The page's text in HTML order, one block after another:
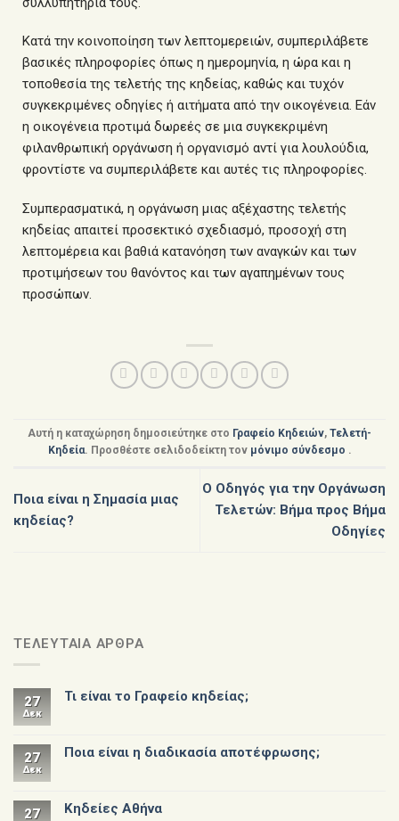
Κατά την κοινοποίηση των λεπτομερειών, συμπεριλάβετε
βασικές πληροφορίες όπως η ημερομηνία, η ώρα και η
τοποθεσία της τελετής της κηδείας, καθώς και τυχόν
συγκεκριμένες οδηγίες ή αιτήματα από την οικογένεια. Εάν
η οικογένεια προτιμά δωρεές σε μια συγκεκριμένη
φιλανθρωπική οργάνωση ή οργανισμό αντί για λουλούδια,
φροντίστε να συμπεριλάβετε και αυτές τις πληροφορίες.
Συμπερασματικά, η οργάνωση μιας αξέχαστης τελετής
κηδείας απαιτεί προσεκτικό σχεδιασμό, προσοχή στη
λεπτομέρεια και βαθιά κατανόηση των αναγκών και των
προτιμήσεων του θανόντος και των αγαπημένων τους
προσώπων.
Αυτή η καταχώρηση δημοσιεύτηκε στο Γραφείο Κηδειών, Τελετή-
Κηδεία. Προσθέστε σελιδοδείκτη τον μόνιμο σύνδεσμο .
Ποια είναι η Σημασία μιας
κηδείας?
Ο Οδηγός για την Οργάνωση
Τελετών: Βήμα προς Βήμα
Οδηγίες
ΤΕΛΕΥΤΑΙΑ ΑΡΘΡΑ
27
Δεκ
Τι είναι το Γραφείο κηδείας;
27
Δεκ
Ποια είναι η διαδικασία αποτέφρωσης;
27 Κηδείες Αθήνα